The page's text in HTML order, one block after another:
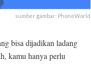
sumber gambar: PhoneWorld
bisa dijadikan ladang
kamu hanya perlu